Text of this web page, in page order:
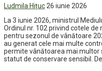
Ludmila Hițuc26 iunie 2026
La 3 iunie 2026, ministrul
Ordinul nr. 102 privind cotele
pentru sezonul de vânătoare
au generat cele mai multe
permite vânătoarea mai multor
statut de conservare sensibil.